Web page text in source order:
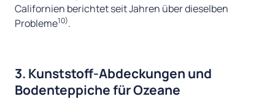
Californien berichtet seit Jahren über dieselben
Probleme10).
3. Kunststoff-Abdeckungen und
Bodenteppiche für Ozeane